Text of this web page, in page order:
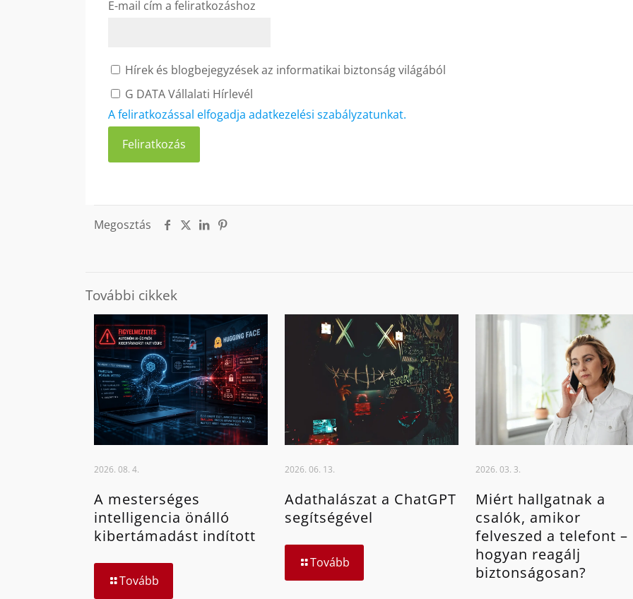
E-mail cím a feliratkozáshoz
Hírek és blogbejegyzések az informatikai biztonság világából
G DATA Vállalati Hírlevél
A feliratkozással elfogadja adatkezelési szabályzatunkat.
Megosztás
További cikkek
2026. 08. 4.
A mesterséges
intelligencia önálló
kibertámadást indított
Tovább
2026. 06. 13.
Adathalászat a ChatGPT
segítségével
Tovább
2026. 03. 3.
Miért hallgatnak a
csalók, amikor
felveszed a telefont –
hogyan reagálj
biztonságosan?